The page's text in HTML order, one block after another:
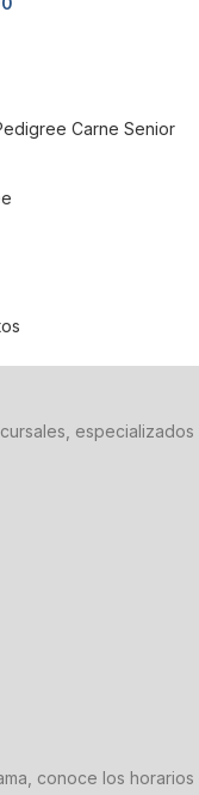
Carne Senior
especializados
conoce los horarios